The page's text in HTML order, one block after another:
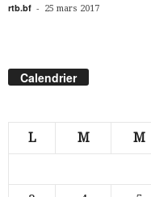
rtb.bf - 25 mars 2017
Calendrier
L M M